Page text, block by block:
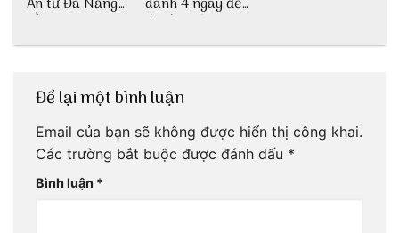
bằng xe bus đu đưa Lịch
Để lại một bình luận
Email của bạn sẽ không được hiển thị công khai.
Các trường bắt buộc được đánh dấu *
Bình luận *